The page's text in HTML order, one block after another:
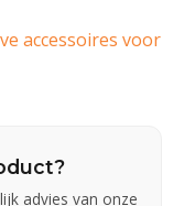
accessoires voor
advies van onze